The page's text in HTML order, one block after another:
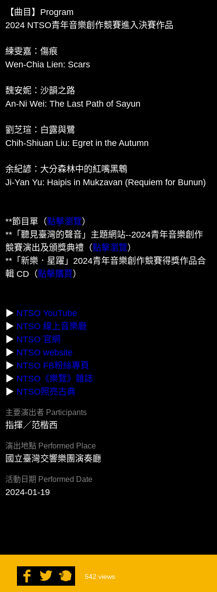
【曲目】Program
2024 NTSO青年音樂創作競賽進入決賽作品
練雯嘉：傷痕
Wen-Chia Lien: Scars
魏安妮：沙韻之路
An-Ni Wei: The Last Path of Sayun
劉芝瑄：白露與鷺
Chih-Shiuan Liu: Egret in the Autumn
余紀諺：大分森林中的紅嘴黑鵯
Ji-Yan Yu: Haipis in Mukzavan (Requiem for Bunun)
**節目單（點擊瀏覽）
**「聽見臺灣的聲音」主題網站--2024青年音樂創作
競賽演出及頒獎典禮（點擊瀏覽）
**「新樂．星躍」2024青年音樂創作競賽得獎作品合
輯 CD（點擊購買 ）
▶ NTSO YouTube
▶ NTSO 線上音樂廳
▶ NTSO 官網
▶ NTSO website
▶ NTSO FB粉絲專頁
▶ NTSO《樂覽》雜誌
▶ NTSO照亮古典
主要演出者 Participants
指揮／范楷西
演出地點 Performed Place
國立臺灣交響樂團演奏廳
活動日期 Performed Date
2024-01-19
542 views